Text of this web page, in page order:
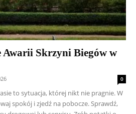
Awarii Skrzyni Biegów w
0
to sytuacja, której nikt nie pragnie. W
spokój i zjedź na pobocze. Sprawdź,